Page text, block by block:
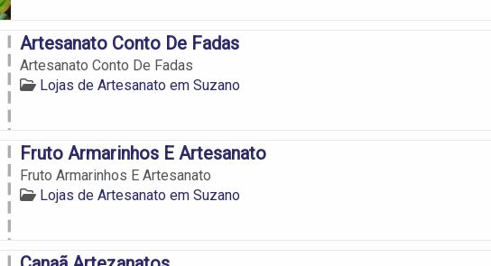
Artesanato Conto De Fadas
Artesanato Conto De Fadas
Lojas de Artesanato em Suzano
Fruto Armarinhos E Artesanato
Fruto Armarinhos E Artesanato
Lojas de Artesanato em Suzano